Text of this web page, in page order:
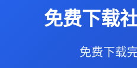
免费下载
免费下载